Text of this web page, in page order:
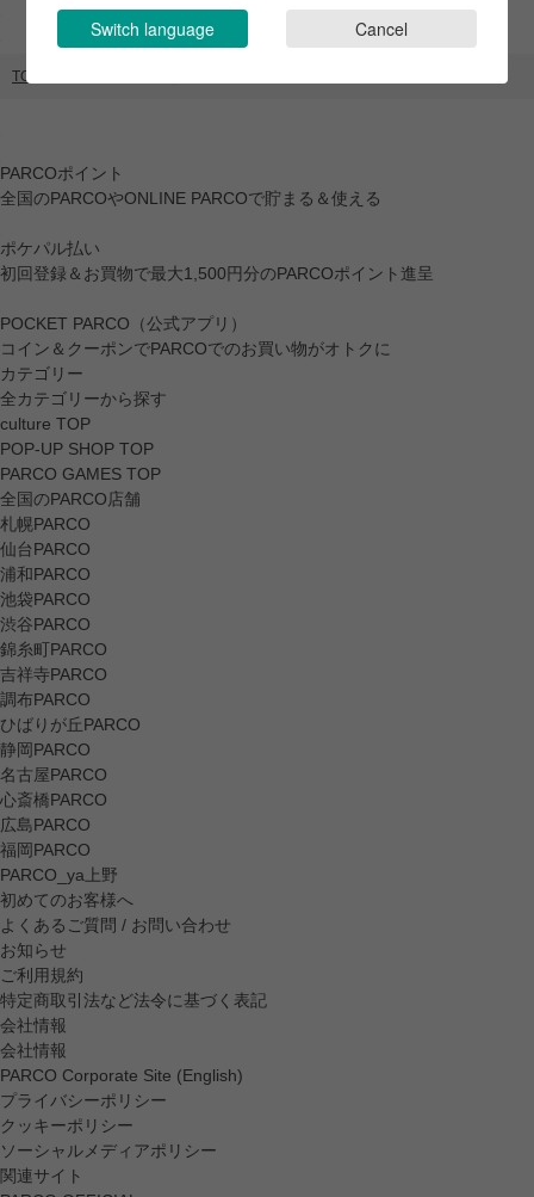
TOP
PARCOポイント
全国のPARCOやONLINE PARCOで貯まる＆使える
ポケパル払い
初回登録＆お買物で最大1,500円分のPARCOポイント進呈
POCKET PARCO（公式アプリ）
コイン＆クーポンでPARCOでのお買い物がオトクに
カテゴリー
全カテゴリーから探す
culture TOP
POP-UP SHOP TOP
PARCO GAMES TOP
全国のPARCO店舗
札幌PARCO
仙台PARCO
浦和PARCO
池袋PARCO
渋谷PARCO
錦糸町PARCO
吉祥寺PARCO
調布PARCO
ひばりが丘PARCO
静岡PARCO
名古屋PARCO
心斎橋PARCO
広島PARCO
福岡PARCO
PARCO_ya上野
初めてのお客様へ
よくあるご質問 / お問い合わせ
お知らせ
ご利用規約
特定商取引法など法令に基づく表記
会社情報
会社情報
PARCO Corporate Site (English)
プライバシーポリシー
クッキーポリシー
ソーシャルメディアポリシー
関連サイト
Switch language Cancel